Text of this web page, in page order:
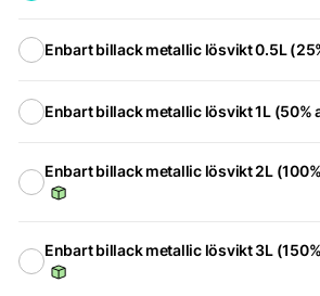
Enbart billack metallic lösvikt 0.5L
Enbart billack metallic lösvikt 1L (50%
Enbart billack metallic lösvikt 2L
Enbart billack metallic lösvikt 3L